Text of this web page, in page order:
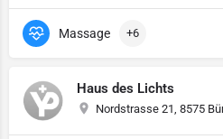
Massage +6
Haus des Lichts
Nordstrasse 21, 8575